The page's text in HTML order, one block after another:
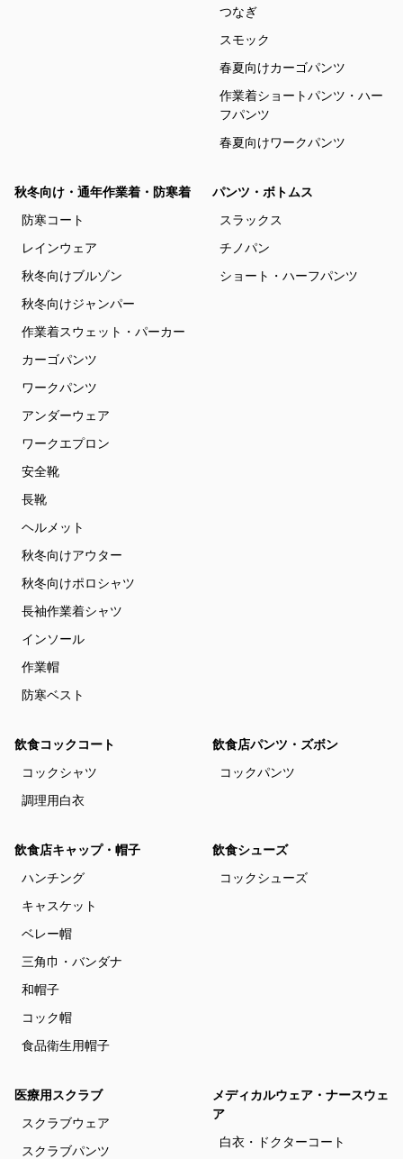
つなぎ
スモック
春夏向けカーゴパンツ
作業着ショートパンツ・ハー
フパンツ
春夏向けワークパンツ
秋冬向け・通年作業着・防寒着
防寒コート
レインウェア
秋冬向けブルゾン
秋冬向けジャンパー
作業着スウェット・パーカー
カーゴパンツ
ワークパンツ
アンダーウェア
ワークエプロン
安全靴
長靴
ヘルメット
秋冬向けアウター
秋冬向けポロシャツ
長袖作業着シャツ
インソール
作業帽
防寒ベスト
パンツ・ボトムス
スラックス
チノパン
ショート・ハーフパンツ
飲食コックコート
コックシャツ
調理用白衣
飲食店パンツ・ズボン
コックパンツ
飲食店キャップ・帽子
ハンチング
キャスケット
ベレー帽
三角巾・バンダナ
和帽子
コック帽
食品衛生用帽子
飲食シューズ
コックシューズ
医療用スクラブ
スクラブウェア
スクラブパンツ
メディカルウェア・ナースウェ
ア
白衣・ドクターコート